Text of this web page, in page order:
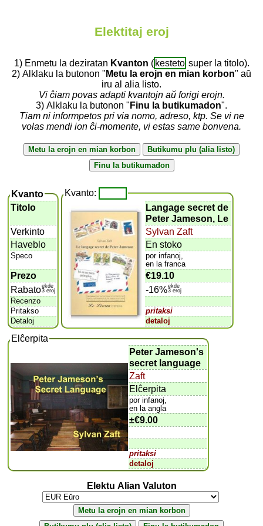
Elektitaj eroj
1) Enmetu la deziratan Kvanton ( kesteto super la titolo).
2) Alklaku la butonon " Metu la erojn en mian korbon" aŭ
iru al alia listo.
Vi ĉiam povas adapti kvantojn aŭ forigi erojn.
3) Alklaku la butonon " Finu la butikumadon".
Tiam ni informpetos pri via nomo, adreso, ktp. Se vi ne
volas mendi ion ĉi-momente, vi estas same bonvena.
Kvanto
Titolo
Verkinto
Haveblo
Speco
Prezo
Rabatoekde
3 eroj
Recenzo
Pritakso
Detaloj
Kvanto:
Langage secret de
Peter Jameson, Le
Sylvan Zaft
En stoko
por infanoj,
en la franca
€19.10
-16%ekde
3 eroj
pritaksi
detaloj
Elĉerpita
Peter Jameson's
secret language
Zaft
Elĉerpita
por infanoj,
en la angla
±€9.00
pritaksi
detaloj
Elektu Alian Valuton